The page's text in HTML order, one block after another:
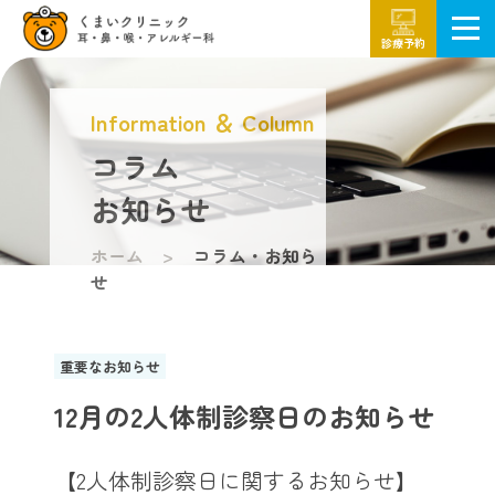
診療予約
Information ＆ Column
コラム
お知らせ
ホーム
コラム・お知ら
せ
重要なお知らせ
12月の2人体制診察日のお知らせ
【2人体制診察日に関するお知らせ】